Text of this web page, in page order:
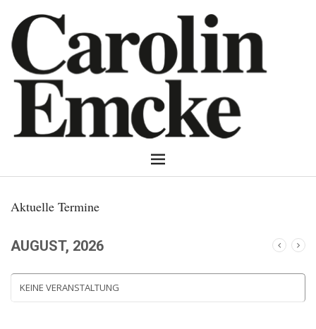
Aktuelle Termine
AUGUST, 2026
KEINE VERANSTALTUNG